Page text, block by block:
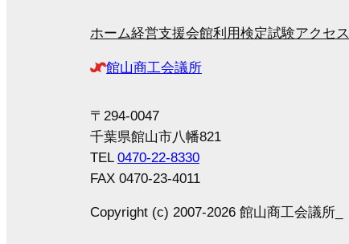
ホーム経営支援会館利用検定試験アクセス
館山商工会議所
〒294-0047
千葉県館山市八幡821
TEL 0470-22-8330
FAX 0470-23-4011
Copyright (c) 2007-2026 館山商工会議所_